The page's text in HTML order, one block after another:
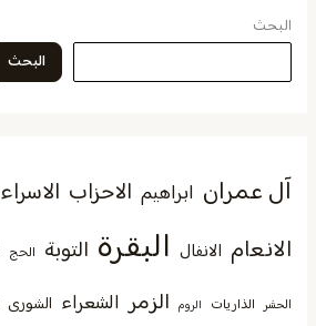
البحث
البحث
آل عمران ابراهيم الاحزاب الاسراء
الانعام الانفال البقرة التوبة الحج
الحشر الذاريات الروم الزمر الشعراء الشورى